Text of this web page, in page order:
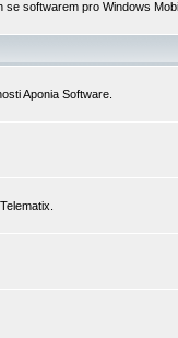
softwarem pro Windows
Aponia Software.